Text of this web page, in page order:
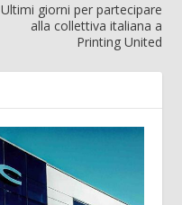
Ultimi giorni per partecipare
alla collettiva italiana a
Printing United